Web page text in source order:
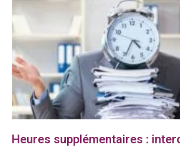
Heures supplémentaires :